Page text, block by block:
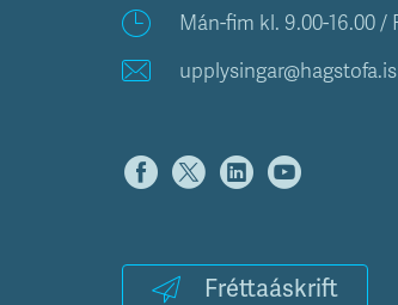
Mán-fim kl. 9.00-16.00 /
upplysingar@hagstofa.is
Fréttaáskrift